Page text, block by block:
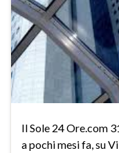
Il Sole 24 Ore.com
a pochi mesi fa, su